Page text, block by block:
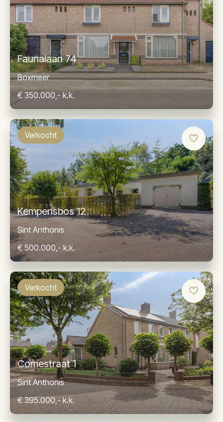
Faunalaan 74
Boxmeer
€ 350.000,- k.k.
Verkocht
Kempensbos 12
Sint Anthonis
€ 500.000,- k.k.
Verkocht
Comestraat 1
Sint Anthonis
€ 395.000,- k.k.